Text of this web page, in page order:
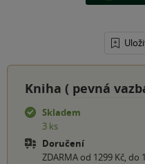
Kniha ( pevná
Skladem
3 ks
Doručení
ZDARMA od 1299 Kč,